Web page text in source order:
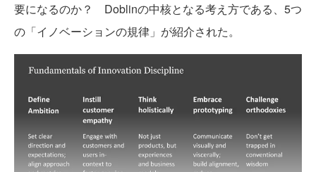
要になるのか？ Doblinの中核となる考え方である、5つ
の「イノベーションの規律」が紹介された。